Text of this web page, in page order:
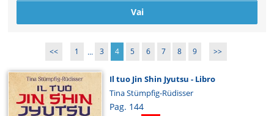
<< 1 ... 3 4 5 6 7 8 9 >>
Il tuo Jin Shin Jyutsu - Libro
Tina Stümpfig-Rüdisser
Pag. 144